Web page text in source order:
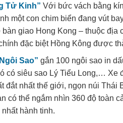
Tử Kinh” Với bức vách bằng
một con chim biển đang vút
giao Hong Kong – thuộc địa
đặc biệt Hồng Kông được
Sao” gắn 100 ngôi sao in
có siêu sao Lý Tiểu Long,… Xe
đắt nhất thế giới, ngọn núi Thái
có thể ngắm nhìn 360 độ toàn
hành tinh.